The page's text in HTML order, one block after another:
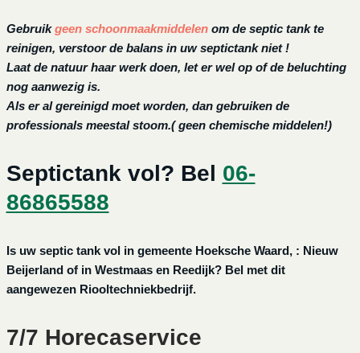
Gebruikgeen schoonmaakmiddelen om de septic tank te
reinigen, verstoor de balans in uw septictank niet !
Laat de natuur haar werk doen, let er wel op of de beluchting
nog aanwezig is.
Als er al gereinigd moet worden, dan gebruiken de
professionals meestal stoom.( geen chemische middelen!)
Septictank vol? Bel 06-
86865588
Is uw septic tank vol in gemeente Hoeksche Waard, : Nieuw
Beijerland of in Westmaas en Reedijk? Bel met dit
aangewezen Riooltechniekbedrijf.
7/7 Horecaservice